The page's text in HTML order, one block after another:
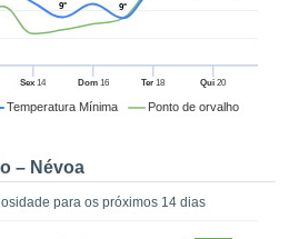
Temperatura Mínima Ponto de orvalho
Sex 14 Dom16 Ter 18 Qui 20
9°
9°
– Névoa
para os próximos 14 dias